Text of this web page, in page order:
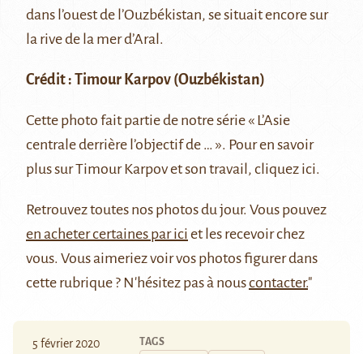
dans l’ouest de l’Ouzbékistan, se situait encore sur
la rive de la mer d’Aral.
Crédit : Timour Karpov (Ouzbékistan)
Cette photo fait partie de notre série « L’Asie
centrale derrière l’objectif de … ». Pour en savoir
plus sur Timour Karpov et son travail, cliquez ici.
Retrouveztoutes nos photos du jour. Vous pouvez
en acheter certaines par ici et les recevoir chez
vous. Vous aimeriez voir vos photos figurer dans
cette rubrique ? N'hésitez pas à nouscontacter."
5 février 2020 TAGS